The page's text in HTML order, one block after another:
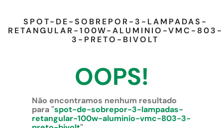
SPOT-DE-SOBREPOR-3-LAMPADAS-
RETANGULAR-100W-ALUMINIO-VMC-803-
3-PRETO-BIVOLT
OOPS!
Não encontramos nenhum resultado
para "spot-de-sobrepor-3-lampadas-
retangular-100w-aluminio-vmc-803-3-
3 º piso cerâmica
porta